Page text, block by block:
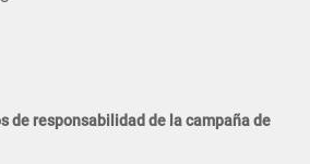
de responsabilidad de la campaña de